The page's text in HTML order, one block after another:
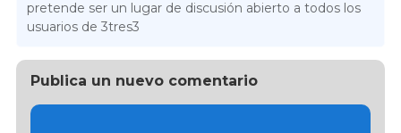
pretende ser un lugar de discusión abierto a todos los
usuarios de 3tres3
Publica un nuevo comentario